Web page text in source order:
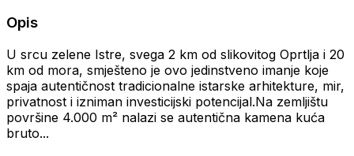
Opis
U srcu zelene Istre, svega 2 km od slikovitog Oprtlja i 20
km od mora, smješteno je ovo jedinstveno imanje koje
spaja autentičnost tradicionalne istarske arhitekture, mir,
privatnost i izniman investicijski potencijal.Na zemljištu
površine 4.000 m² nalazi se autentična kamena kuća
bruto...